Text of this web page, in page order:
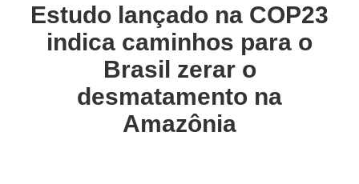
Estudo lançado na COP23
indica caminhos para o
Brasil zerar o
desmatamento na
Amazônia